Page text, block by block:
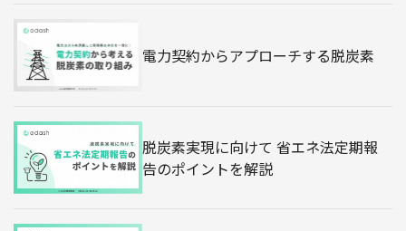
電力契約からアプローチする脱炭素
脱炭素実現に向けて 省エネ法定期報
告のポイントを解説